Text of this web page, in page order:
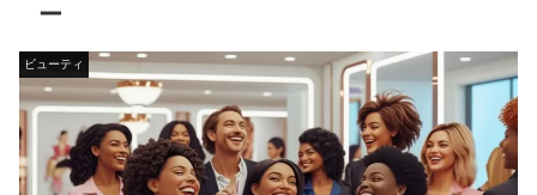
ー
ビューティ